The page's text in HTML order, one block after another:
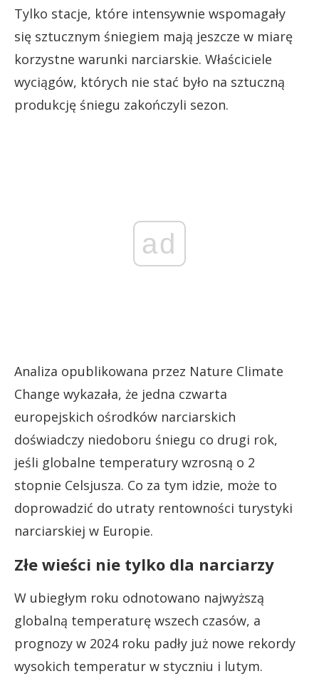
Tylko stacje, które intensywnie wspomagały
się sztucznym śniegiem mają jeszcze w miarę
korzystne warunki narciarskie. Właściciele
wyciągów, których nie stać było na sztuczną
produkcję śniegu zakończyli sezon.
ad
Analiza opublikowana przez Nature Climate
Change wykazała, że jedna czwarta
europejskich ośrodków narciarskich
doświadczy niedoboru śniegu co drugi rok,
jeśli globalne temperatury wzrosną o 2
stopnie Celsjusza. Co za tym idzie, może to
doprowadzić do utraty rentowności turystyki
narciarskiej w Europie.
Złe wieści nie tylko dla narciarzy
W ubiegłym roku odnotowano najwyższą
globalną temperaturę wszech czasów, a
prognozy w 2024 roku padły już nowe rekordy
wysokich temperatur w styczniu i lutym.